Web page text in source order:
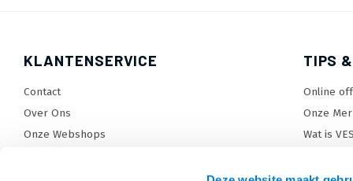
KLANTENSERVICE
Contact
Over Ons
Onze Webshops
TIPS
Online
Onze
Wat is
TV